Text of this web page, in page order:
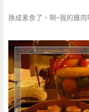
換成素食了，啊~我的雞